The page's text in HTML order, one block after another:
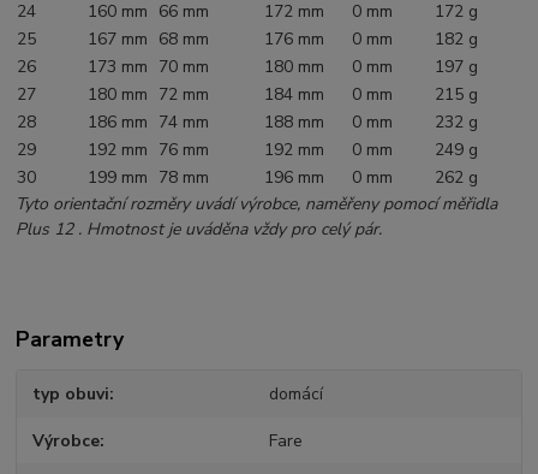
24
160 mm 66 mm 172 mm 0 mm
172 g
25
167 mm 68 mm 176 mm 0 mm
182 g
26
173 mm 70 mm 180 mm 0 mm
197 g
27
180 mm 72 mm 184 mm 0 mm
215 g
28
186 mm 74 mm 188 mm 0 mm
232 g
29
192 mm 76 mm 192 mm 0 mm
249 g
30
199 mm 78 mm 196 mm 0 mm
262 g
Tyto orientační rozměry uvádí výrobce, naměřeny pomocí měřidla
Plus 12 . Hmotnost je uváděna vždy pro celý pár.
Parametry
typ obuvi domácí
Výrobce Fare